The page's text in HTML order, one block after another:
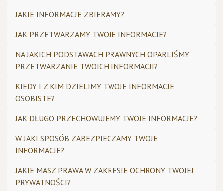
JAKIE INFORMACJE ZBIERAMY?
JAK PRZETWARZAMY TWOJE INFORMACJE?
NA JAKICH PODSTAWACH PRAWNYCH OPARLIŚMY
PRZETWARZANIE TWOICH INFORMACJI?
KIEDY I Z KIM DZIELIMY TWOJE INFORMACJE
OSOBISTE?
JAK DŁUGO PRZECHOWUJEMY TWOJE INFORMACJE?
W JAKI SPOSÓB ZABEZPIECZAMY TWOJE
INFORMACJE?
JAKIE MASZ PRAWA W ZAKRESIE OCHRONY TWOJEJ
PRYWATNOŚCI?